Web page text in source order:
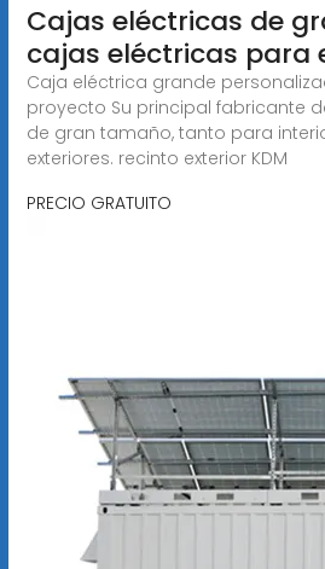
Cajas eléctricas de
cajas eléctricas para
Caja eléctrica grande
proyecto Su principal fabricante
de gran tamaño, tanto para
exteriores. recinto exterior KDM
PRECIO GRATUITO